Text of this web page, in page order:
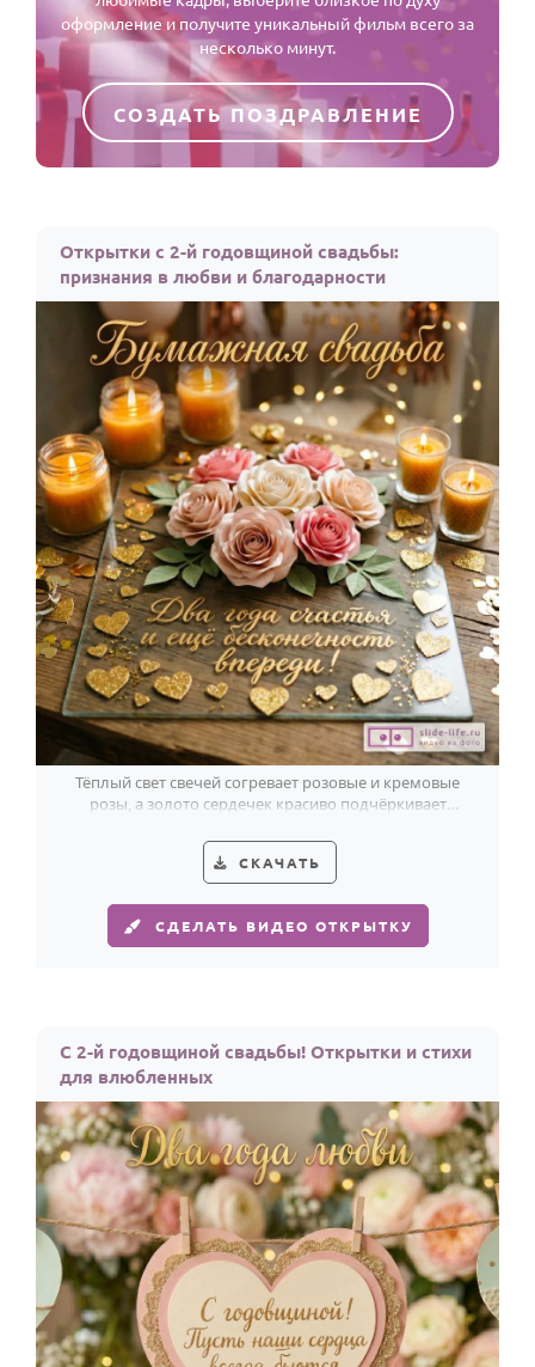
оформление и получите уникальный фильм всего за
несколько минут.
СОЗДАТЬ ПОЗДРАВЛЕНИЕ
Открытки с 2-й годовщиной свадьбы:
признания в любви и благодарности
Тёплый свет свечей согревает розовые и кремовые
розы, а золото сердечек красиво подчёркивает
СКАЧАТЬ
СДЕЛАТЬ ВИДЕО ОТКРЫТКУ
С 2-й годовщиной свадьбы! Открытки и стихи
для влюбленных